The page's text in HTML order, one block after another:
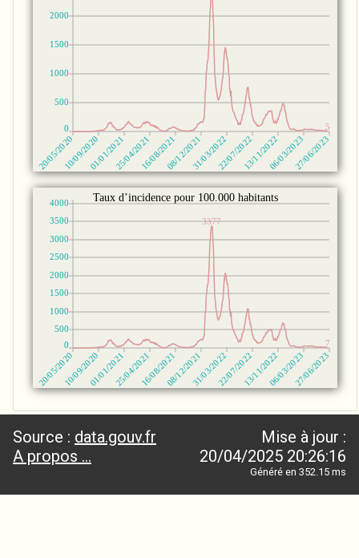
Source : data.gouv.fr
A propos ...
Mise à jour :
20/04/2025 20:26:16
Généré en 352.15 ms